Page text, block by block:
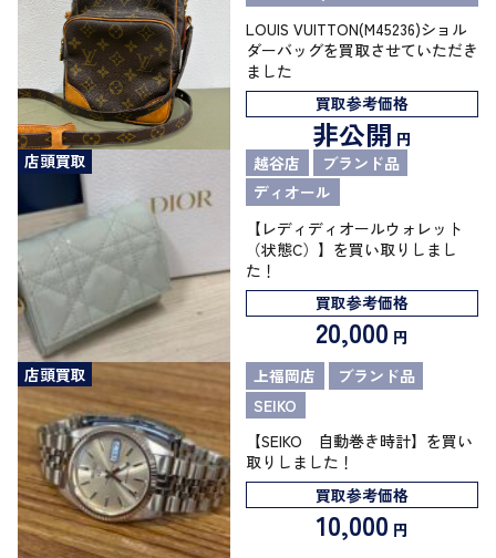
LOUIS VUITTON(M45236)ショル
ダーバッグを買取させていただき
ました
買取参考価格
非公開 円
店頭買取
越谷店
ブランド品
ディオール
【レディディオールウォレット
（状態C）】を買い取りしまし
た！
買取参考価格
20,000 円
店頭買取
上福岡店
ブランド品
SEIKO
【SEIKO 自動巻き時計】を買い
取りしました！
買取参考価格
10,000 円